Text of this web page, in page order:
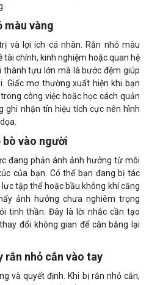
màu vàng
và lợi ích cá nhân. Rắn nhỏ màu
chính, kinh nghiệm hoặc quan hệ
thành tựu lớn mà là bước đệm giúp
Giấc mơ thường xuất hiện khi bạn
công việc hoặc học cách quản
ghi nhận tín hiệu tích cực nên hình
bò vào người
đang phản ánh ảnh hưởng từ môi
của bạn. Có thể bạn đang bị tác
tập thể hoặc bầu không khí căng
ảnh hưởng chưa nghiêm trọng
tinh thần. Đây là lời nhắc cần tạo
đổi không gian để cân bằng lại
rắn nhỏ cắn vào tay
và quyết định. Khi bị rắn nhỏ cắn,